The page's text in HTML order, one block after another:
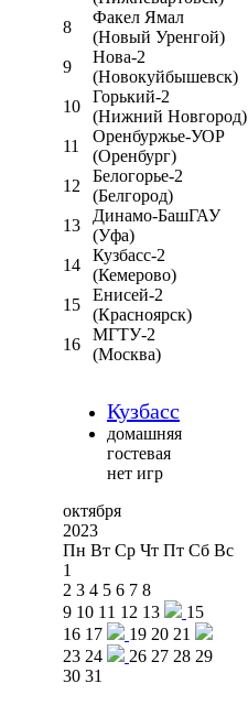
8
Факел Ямал
(Новый Уренгой)
9
Нова-2
(Новокуйбышевск)
10
Горький-2
(Нижний Новгород)
11
Оренбуржье-УОР
(Оренбург)
12
Белогорье-2
(Белгород)
13
Динамо-БашГАУ
(Уфа)
14
Кузбасс-2
(Кемерово)
15
Енисей-2
(Красноярск)
16
МГТУ-2
(Москва)
Кузбасс
домашняя
гостевая
нет игр
октября
2023
Пн Вт Ср Чт Пт Сб Вс
1
2 3 4 5 6 7 8
9 10 11 12 13
15
16 17 19 20 21
23 24 26 27 28 29
30 31